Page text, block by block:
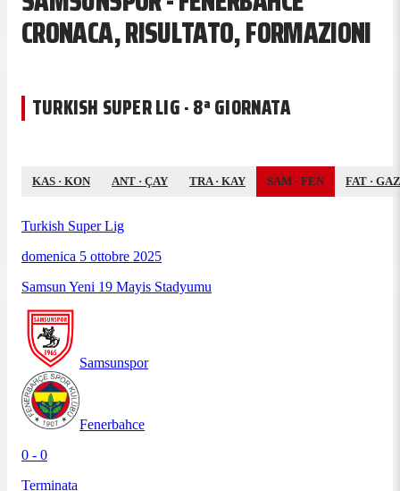
CRONACA, RISULTATO, FORMAZIONI
TURKISH SUPER LIG · 8ª GIORNATA
KAS · KON ANT · ÇAY TRA· KAY SAM · FEN FAT · GAZ
Turkish Super Lig
domenica 5 ottobre 2025
Samsun Yeni 19 Mayis Stadyumu
Samsunspor
Fenerbahce
0 - 0
Terminata